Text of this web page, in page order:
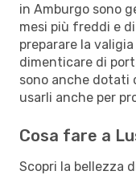
in Amburgo sono
mesi più freddi e
preparare la
dimenticare di
sono anche dotati
usarli anche per
Cosa fare a
Scopri la bellezza